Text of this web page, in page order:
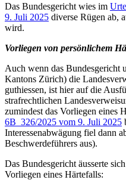
Das Bundesgericht wies im
9. Juli 2025 diverse Rügen ab,
wird.
Vorliegen von persönlichem
Auch wenn das Bundesgericht
Kantons Zürich) die
guthiessen, ist hier auf die
strafrechtlichen
zumindest das Vorliegen eines
6B_326/2025 vom 9. Juli 2025
Interessenabwägung fiel dann
Beschwerdeführers aus).
Das Bundesgericht äusserte
Vorliegen eines Härtefalls: